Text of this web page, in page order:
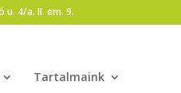
u. 4/a. II. em. 9.
Tartalmaink